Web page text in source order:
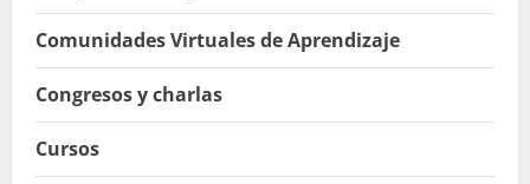
Comunidades Virtuales de Aprendizaje
Congresos y charlas
Cursos